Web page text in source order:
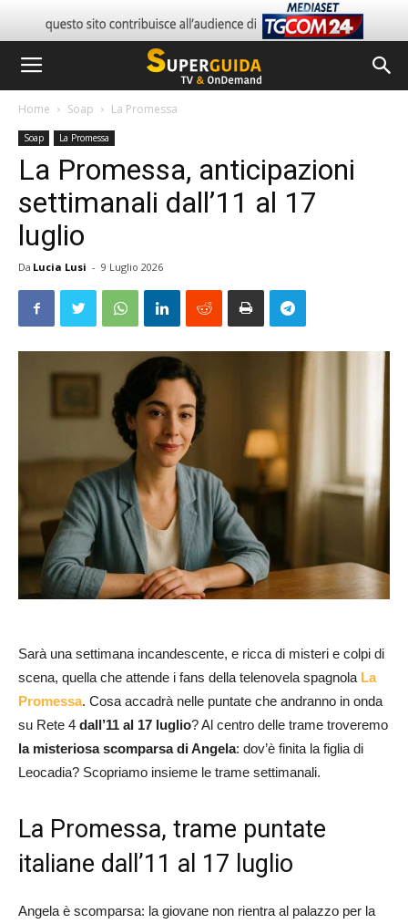
Home Soap La Promessa
Soap La Promessa
La Promessa, anticipazioni
settimanali dall’11 al 17
luglio
Da Lucia Lusi - 9 Luglio 2026
Sarà una settimana incandescente, e ricca di misteri e colpi di
scena, quella che attende i fans della telenovela spagnola La
Promessa. Cosa accadrà nelle puntate che andranno in onda
su Rete 4 dall’11 al 17 luglio? Al centro delle trame troveremo
la misteriosa scomparsa di Angela: dov’è finita la figlia di
Leocadia? Scopriamo insieme le trame settimanali.
La Promessa, trame puntate
italiane dall’11 al 17 luglio
Angela è scomparsa: la giovane non rientra al palazzo per la